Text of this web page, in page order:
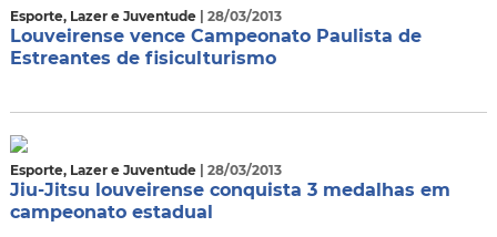
Esporte, Lazer e Juventude | 28/03/2013
Louveirense vence Campeonato Paulista de
Estreantes de fisiculturismo
Esporte, Lazer e Juventude | 28/03/2013
Jiu-Jitsu louveirense conquista 3 medalhas em
campeonato estadual